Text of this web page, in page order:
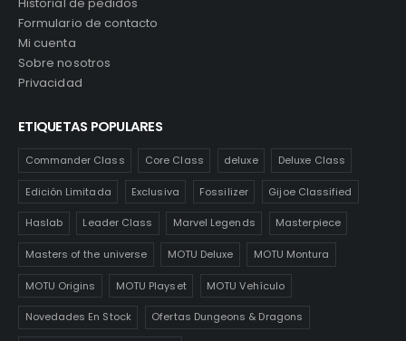
Formulario de contacto
Mi cuenta
Sobre nosotros
Privacidad
ETIQUETAS POPULARES
Commander Class Core Class deluxe Deluxe Class
Edición Limitada Exclusiva Fossilizer Gijoe Classified
Haslab Leader Class Marvel Legends Masterpiece
Masters of the universe MOTU Deluxe MOTU Montura
MOTU Origins MOTU Playset MOTU Vehículo
Novedades En Stock Ofertas Dungeons & Dragons